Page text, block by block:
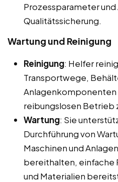
Prozessparameter
Qualitätssicherung.
Wartung und Reinigung
Reinigung: Helfer
Transportwege,
Anlagenkomponenten
reibungslosen Betrieb
Wartung: Sie
Durchführung von
Maschinen und
bereithalten, einfache
und Materialien